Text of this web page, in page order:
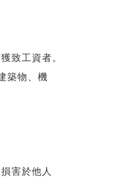
致工資者。
築物、機
害於他人